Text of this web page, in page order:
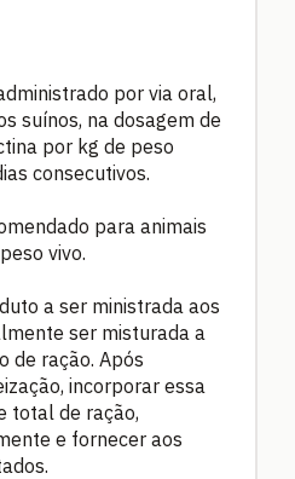
por via oral,
suínos, na dosagem de
por kg de peso
consecutivos.
para animais
vivo.
a ser ministrada aos
ser misturada a
de ração. Após
incorporar essa
total de ração,
e fornecer aos